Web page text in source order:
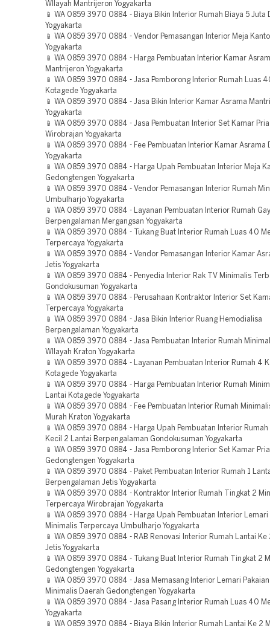
WIlayah Mantrijeron Yogyakarta
📱 WA 0859 3970 0884 - Biaya Bikin Interior Rumah Biaya 5 Juta
Yogyakarta
📱 WA 0859 3970 0884 - Vendor Pemasangan Interior Meja
Yogyakarta
📱 WA 0859 3970 0884 - Harga Pembuatan Interior Kamar
Mantrijeron Yogyakarta
📱 WA 0859 3970 0884 - Jasa Pemborong Interior Rumah Luas
Kotagede Yogyakarta
📱 WA 0859 3970 0884 - Jasa Bikin Interior Kamar Asrama
Yogyakarta
📱 WA 0859 3970 0884 - Jasa Pembuatan Interior Set Kamar
Wirobrajan Yogyakarta
📱 WA 0859 3970 0884 - Fee Pembuatan Interior Kamar Asrama
Yogyakarta
📱 WA 0859 3970 0884 - Harga Upah Pembuatan Interior Meja
Gedongtengen Yogyakarta
📱 WA 0859 3970 0884 - Vendor Pemasangan Interior Rumah
Umbulharjo Yogyakarta
📱 WA 0859 3970 0884 - Layanan Pembuatan Interior Rumah
Berpengalaman Mergangsan Yogyakarta
📱 WA 0859 3970 0884 - Tukang Buat Interior Rumah Luas 40
Terpercaya Yogyakarta
📱 WA 0859 3970 0884 - Vendor Pemasangan Interior Kamar
Jetis Yogyakarta
📱 WA 0859 3970 0884 - Penyedia Interior Rak TV Minimalis
Gondokusuman Yogyakarta
📱 WA 0859 3970 0884 - Perusahaan Kontraktor Interior Set
Terpercaya Yogyakarta
📱 WA 0859 3970 0884 - Jasa Bikin Interior Ruang Hemodialisa
Berpengalaman Yogyakarta
📱 WA 0859 3970 0884 - Jasa Pembuatan Interior Rumah
WIlayah Kraton Yogyakarta
📱 WA 0859 3970 0884 - Layanan Pembuatan Interior Rumah 4
Kotagede Yogyakarta
📱 WA 0859 3970 0884 - Harga Pembuatan Interior Rumah
Lantai Kotagede Yogyakarta
📱 WA 0859 3970 0884 - Fee Pembuatan Interior Rumah
Murah Kraton Yogyakarta
📱 WA 0859 3970 0884 - Harga Upah Pembuatan Interior Rumah
Kecil 2 Lantai Berpengalaman Gondokusuman Yogyakarta
📱 WA 0859 3970 0884 - Jasa Pemborong Interior Set Kamar
Gedongtengen Yogyakarta
📱 WA 0859 3970 0884 - Paket Pembuatan Interior Rumah 1
Berpengalaman Jetis Yogyakarta
📱 WA 0859 3970 0884 - Kontraktor Interior Rumah Tingkat 2
Terpercaya Wirobrajan Yogyakarta
📱 WA 0859 3970 0884 - Harga Upah Pembuatan Interior Lemari
Minimalis Terpercaya Umbulharjo Yogyakarta
📱 WA 0859 3970 0884 - RAB Renovasi Interior Rumah Lantai
Jetis Yogyakarta
📱 WA 0859 3970 0884 - Tukang Buat Interior Rumah Tingkat 2
Gedongtengen Yogyakarta
📱 WA 0859 3970 0884 - Jasa Memasang Interior Lemari Pakaian
Minimalis Daerah Gedongtengen Yogyakarta
📱 WA 0859 3970 0884 - Jasa Pasang Interior Rumah Luas 40
Yogyakarta
📱 WA 0859 3970 0884 - Biaya Bikin Interior Rumah Lantai Ke 2